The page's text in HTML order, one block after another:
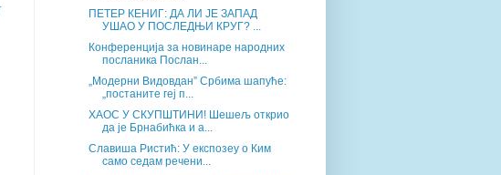
ПЕТЕР КЕНИГ: ДА ЛИ ЈЕ ЗАПАД
УШАО У ПОСЛЕДЊИ КРУГ? ...
Конференција за новинаре народних
посланика Послан...
„Модерни Видовдан” Србима шапуће:
„постаните геј п...
ХАОС У СКУПШТИНИ! Шешељ открио
да је Брнабићка и а...
Славиша Ристић: У експозеу о Ким
само седам речени...